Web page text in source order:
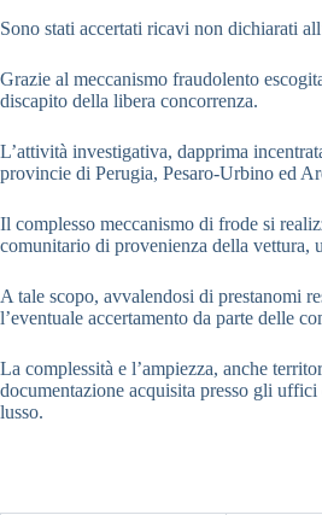
Sono stati accertati ricavi non dichiarati
Grazie al meccanismo fraudolento
discapito della libera concorrenza.
L’attività investigativa, dapprima
provincie di Perugia, Pesaro-Urbino ed
Il complesso meccanismo di frode si
comunitario di provenienza della vettura,
A tale scopo, avvalendosi di prestanomi
l’eventuale accertamento da parte delle
La complessità e l’ampiezza, anche
documentazione acquisita presso gli
lusso.